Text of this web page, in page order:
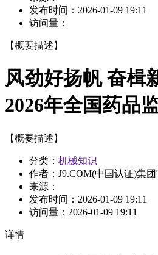
发布时间： 2026-01-09 19:11
访问量：
【概要描述】
风劲好扬帆 奋
2026年全国药品
【概要描述】
分类： 机械知识
作者：J9.COM(中国认证)集
来源：
发布时间： 2026-01-09 19:11
访问量： 2026-01-09 19:11
详情